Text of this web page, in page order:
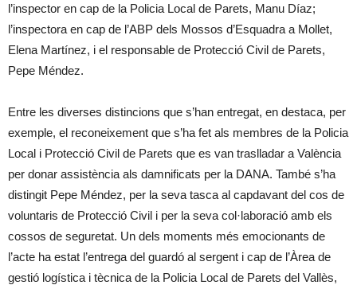
l’inspector en cap de la Policia Local de Parets, Manu Díaz;
l’inspectora en cap de l’ABP dels Mossos d’Esquadra a Mollet,
Elena Martínez, i el responsable de Protecció Civil de Parets,
Pepe Méndez.
Entre les diverses distincions que s’han entregat, en destaca, per
exemple, el reconeixement que s’ha fet als membres de la Policia
Local i Protecció Civil de Parets que es van traslladar a València
per donar assistència als damnificats per la DANA. També s’ha
distingit Pepe Méndez, per la seva tasca al capdavant del cos de
voluntaris de Protecció Civil i per la seva col·laboració amb els
cossos de seguretat. Un dels moments més emocionants de
l’acte ha estat l’entrega del guardó al sergent i cap de l’Àrea de
gestió logística i tècnica de la Policia Local de Parets del Vallès,